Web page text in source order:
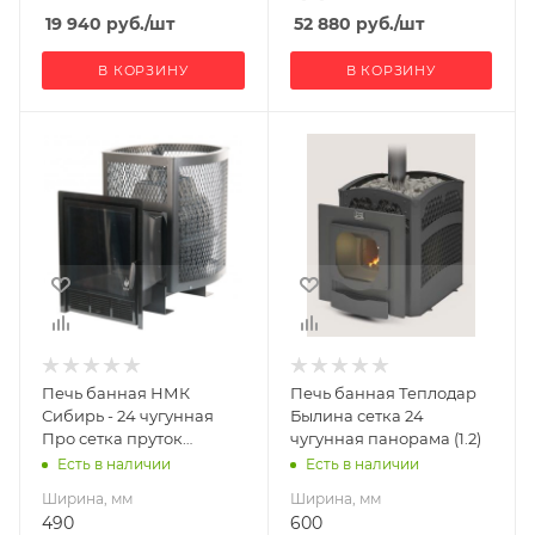
19 940 руб./шт
В КОРЗИНУ
52 880 руб./шт
В КОРЗИНУ
Ширина, мм
Глубина, мм
760
Высота, мм
710
Вид топлива
Длина дров, мм
450
Масса камней, кг
180
Гарантия, мес.
Печь банная НМК
Сибирь - 24 чугунная
Про сетка пруток
панорама
Есть в наличии
Ширина, мм
490
Глубина, мм
Высота, мм
740
Материал
Чугун
Вид топлива
Дрова
Диаметр дымохода,
мм
115
Печь банная Теплодар
Былина сетка 24
чугунная панорама (1.2)
Есть в наличии
Ширина, мм
600